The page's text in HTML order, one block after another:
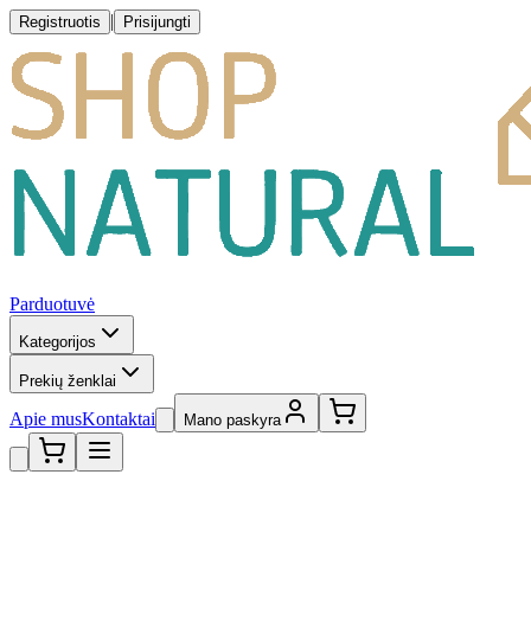
Registruotis | Prisijungti
Parduotuvė
Kategorijos
Prekių ženklai
Apie musKontaktai Mano paskyra